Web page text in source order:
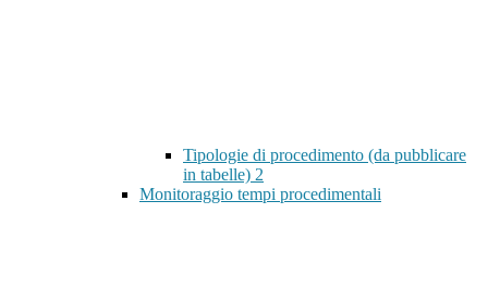
Tipologie di procedimento (da pubblicare
in tabelle) 2
Monitoraggio tempi procedimentali